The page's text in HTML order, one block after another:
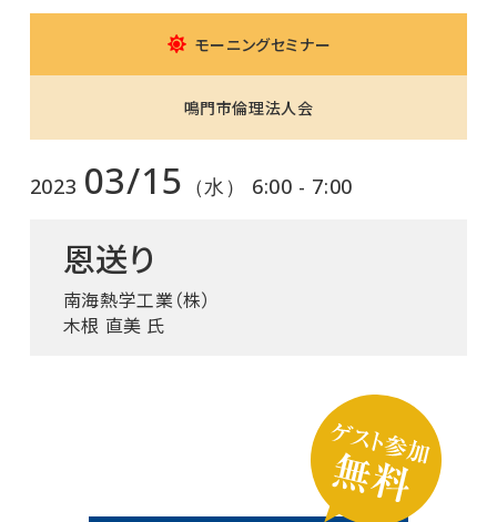
モーニングセミナー
鳴門市倫理法人会
2023 03/15 （水） 6:00 - 7:00
恩送り
南海熱学工業（株）
木根 直美 氏